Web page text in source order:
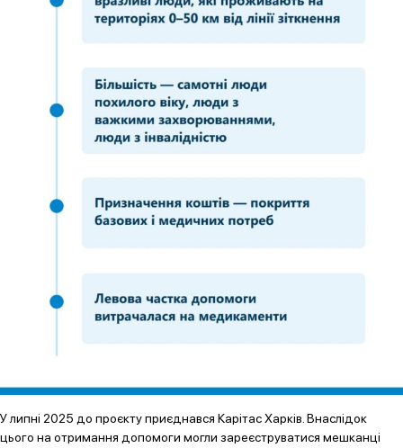
У липні 2025 до проєкту приєднався Карітас Харків. Внаслідок
цього на отримання допомоги могли зареєструватися мешканці